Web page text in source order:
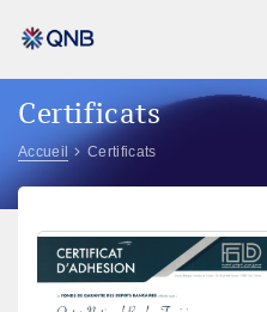
Certificats
Accueil Certificats